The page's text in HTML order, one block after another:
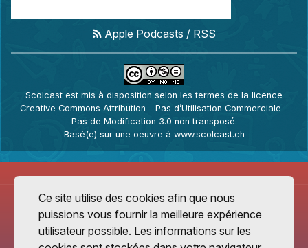
Apple Podcasts / RSS
Scolcast est mis à disposition selon les termes de la licence
Creative Commons Attribution - Pas d’Utilisation Commerciale -
Pas de Modification 3.0 non transposé.
Basé(e) sur une oeuvre à www.scolcast.ch
Ce site utilise des cookies afin que nous
puissions vous fournir la meilleure expérience
utilisateur possible. Les informations sur les